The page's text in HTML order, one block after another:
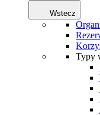
Wstecz
Typy